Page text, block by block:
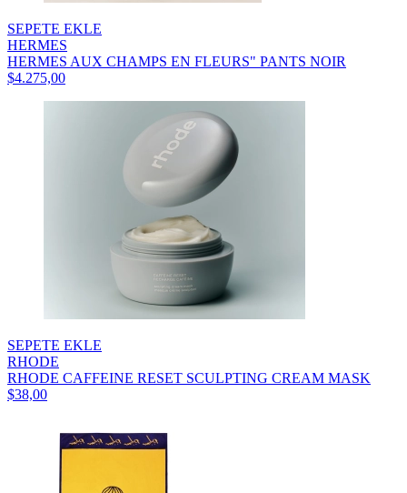
SEPETE EKLE
HERMES
HERMES AUX CHAMPS EN FLEURS" PANTS NOIR
$4.275,00
SEPETE EKLE
RHODE
RHODE CAFFEINE RESET SCULPTING CREAM MASK
$38,00